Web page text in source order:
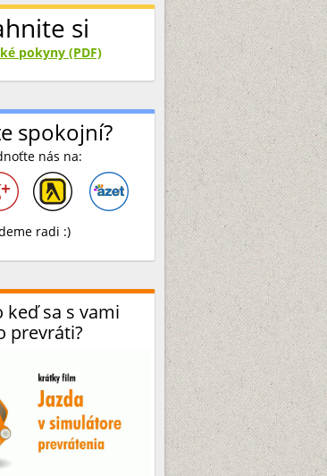
si
pokyny (PDF)
spokojní?
nás na:
radi :)
keď sa s vami
prevráti?